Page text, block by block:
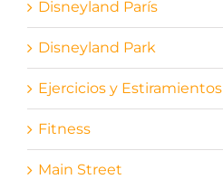
Disneyland París
Disneyland Park
Ejercicios y Estiramientos
Fitness
Main Street